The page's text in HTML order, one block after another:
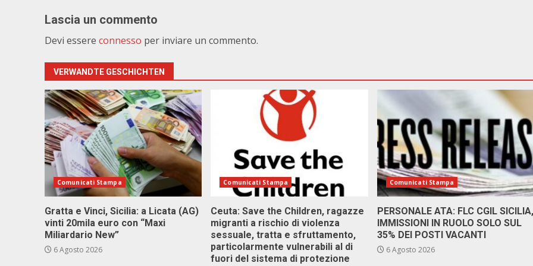
Lascia un commento
Devi essere connesso per inviare un commento.
VERWANDTE GESCHICHTEN
Comunicati Stampa
Gratta e Vinci, Sicilia: a Licata (AG)
vinti 20mila euro con “Maxi
Miliardario New”
6 Agosto 2026
Comunicati Stampa
Ceuta: Save the Children, ragazze
migranti a rischio di violenza
sessuale, tratta e sfruttamento,
particolarmente vulnerabili al di
fuori del sistema di protezione
Comunicati Stampa
PERSONALE ATA: FLC CGIL SICILIA,
IMMISSIONI IN RUOLO SOLO SUL
35% DEI POSTI VACANTI
6 Agosto 2026